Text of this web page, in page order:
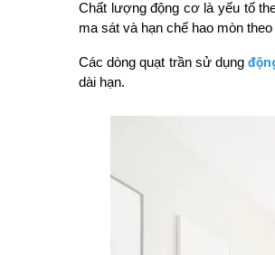
Chất lượng động cơ là yếu tố
ma sát và hạn chế hao mòn
Các dòng quạt trần sử dụng
dài hạn.